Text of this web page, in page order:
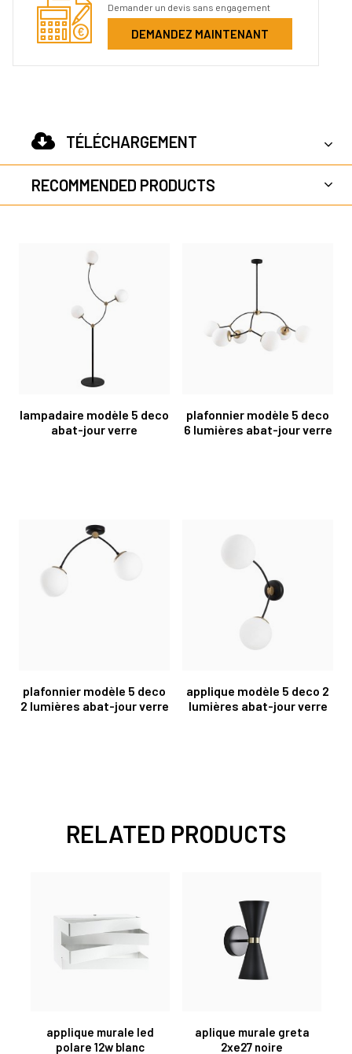
Demander un devis sans engagement
DEMANDEZ MAINTENANT
TÉLÉCHARGEMENT
RECOMMENDED PRODUCTS
lampadaire modèle 5 deco
abat-jour verre
plafonnier modèle 5 deco
6 lumières abat-jour verre
plafonnier modèle 5 deco
2 lumières abat-jour verre
applique modèle 5 deco 2
lumières abat-jour verre
RELATED PRODUCTS
applique murale led
polare 12w blanc
aplique murale greta
2xe27 noire